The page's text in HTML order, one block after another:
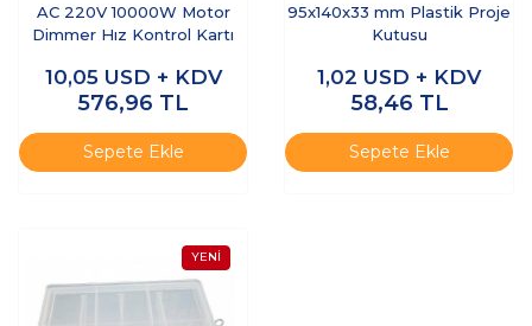
AC 220V 10000W Motor
Dimmer Hız Kontrol Kartı
10,05 USD + KDV
576,96 TL
Sepete Ekle
95x140x33 mm Plastik Proje
Kutusu
1,02 USD + KDV
58,46 TL
Sepete Ekle